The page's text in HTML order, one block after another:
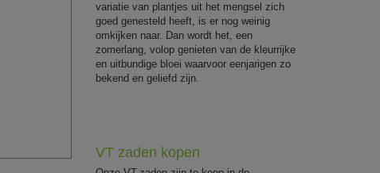
variatie van plantjes uit het mengsel zich
goed genesteld heeft, is er nog weinig
omkijken naar. Dan wordt het, een
zomerlang, volop genieten van de kleurrijke
en uitbundige bloei waarvoor eenjarigen zo
bekend en geliefd zijn.
VT zaden kopen